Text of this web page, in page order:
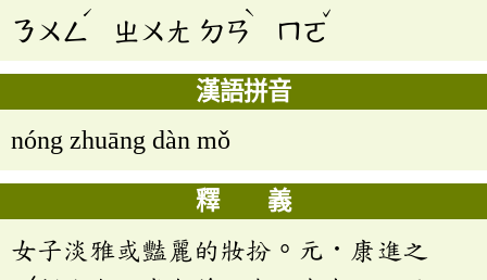
ㄋㄨㄥ
ˊ
ㄓㄨㄤ ㄉㄢ
ˋ
ㄇㄛ
ˇ
漢語拼音
nóng zhuāng dàn mǒ
釋 義
女子淡雅或豔麗的妝扮。元．康進之